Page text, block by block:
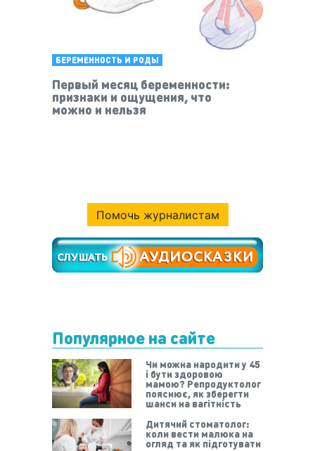
БЕРЕМЕННОСТЬ И РОДЫ
Первый месяц беременности:
признаки и ощущения, что
можно и нельзя
Помочь журналистам
Популярное на сайте
Чи можна народити у 45
і бути здоровою
мамою? Репродуктолог
пояснює, як зберегти
шанси на вагітність
Дитячий стоматолог:
коли вести малюка на
огляд та як підготувати